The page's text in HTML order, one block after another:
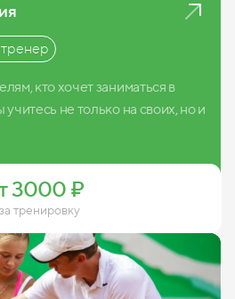
тренер
кто хочет заниматься в
не только на своих, но и
3000 ₽
тренировку